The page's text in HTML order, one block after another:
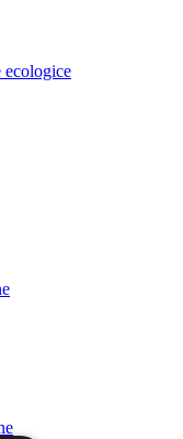
ecologice